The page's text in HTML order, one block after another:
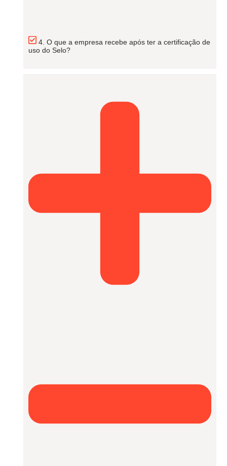
4. O que a empresa recebe após ter a certificação de
uso do Selo?